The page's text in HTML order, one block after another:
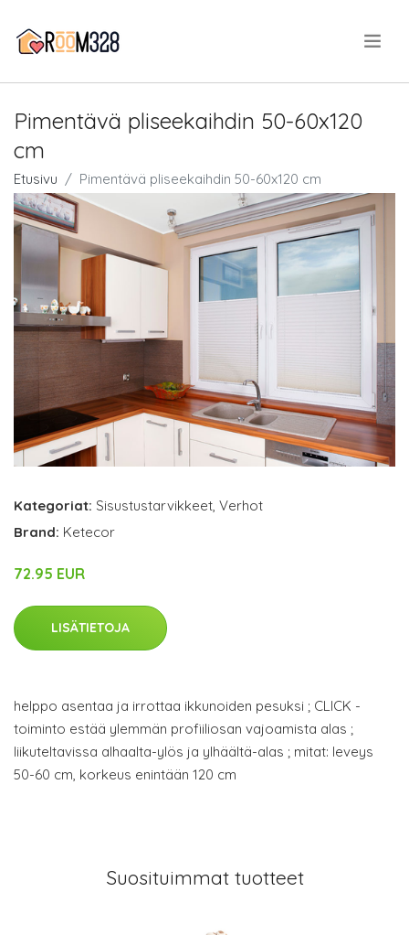
Pimentävä pliseekaihdin 50-60x120
cm
Etusivu Pimentävä pliseekaihdin 50-60x120 cm
Kategoriat: Sisustustarvikkeet Verhot
Brand: Ketecor
72.95 EUR
LISÄTIETOJA
helppo asentaa ja irrottaa ikkunoiden pesuksi ; CLICK -
toiminto estää ylemmän profiiliosan vajoamista alas ;
liikuteltavissa alhaalta-ylös ja ylhäältä-alas ; mitat: leveys
50-60 cm, korkeus enintään 120 cm
Suosituimmat tuotteet